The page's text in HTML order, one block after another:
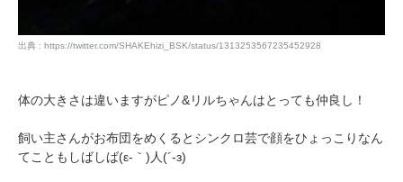
出典 : https://twitter.com/SHAKEhizi_BSK/status/1313253567235452928
体の大きさは違いますがピノ&リルちゃんはとっても仲良し！
飼い主さんがお布団をめくるとシンクロ芸で顔をひょっこりなん
てこともしばしば(ε-｀)人(´-з)